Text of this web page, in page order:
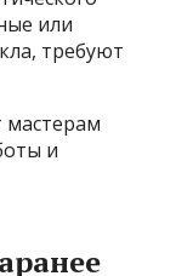
или
требуют
и